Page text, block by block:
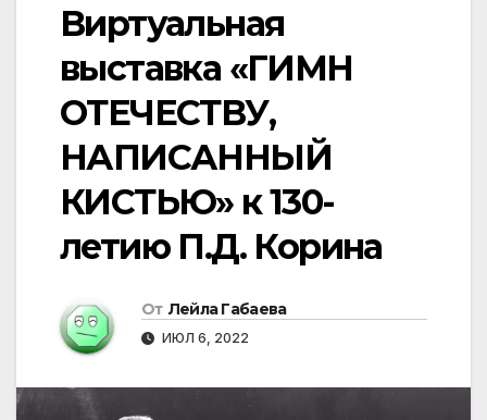
Виртуальная
выставка «ГИМН
ОТЕЧЕСТВУ,
НАПИСАННЫЙ
КИСТЬЮ» к 130-
летию П.Д. Корина
От Лейла Габаева
ИЮЛ 6, 2022